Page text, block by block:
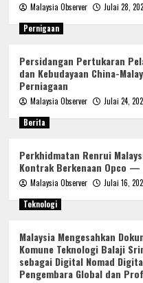
Malaysia Observer
Julai 28,
Pernigaan
Persidangan Pertukaran
dan Kebudayaan China-
Perniagaan
Malaysia Observer
Julai 24,
Berita
Perkhidmatan Renrui
Kontrak Berkenaan Opco —
Malaysia Observer
Julai 16,
Teknologi
Malaysia Mengesahkan
Komune Teknologi Balaji
sebagai Digital Nomad
Pengembara Global dan